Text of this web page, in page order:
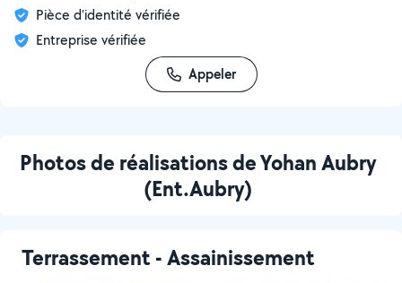
Pièce d'identité vérifiée
Entreprise vérifiée
Appeler
Photos de réalisations de Yohan Aubry
(Ent.Aubry)
Terrassement - Assainissement